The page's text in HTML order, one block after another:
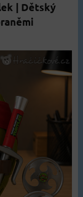
| Dětský